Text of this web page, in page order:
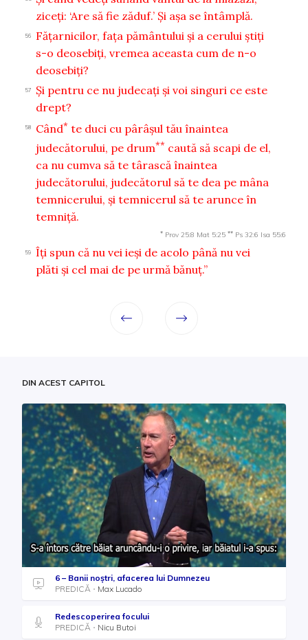
ziceţi: ‘Are să fie zăduf.’ Şi aşa se întâmplă.
56
Făţarnicilor, faţa pământului şi a cerului ştiţi
s-o deosebiţi, vremea aceasta cum de n-o
deosebiţi?
57
Şi pentru ce nu judecaţi şi voi singuri ce este
drept?
58 Când* te duci cu pârâşul tău înaintea
judecătorului, pe drum** caută să scapi de el,
ca nu cumva să te târască înaintea
judecătorului, judecătorul să te dea pe mâna
temnicerului, şi temnicerul să te arunce în
temniţă.
* Prov 25:8 Mat 5:25 ** Ps 32:6 Isa 55:6
59
Îţi spun că nu vei ieşi de acolo până nu vei
plăti şi cel mai de pe urmă bănuţ.”
DIN ACEST CAPITOL
6 – Banii noștri, afacerea lui Dumnezeu
PREDICĂ
Max Lucado
Redescoperirea focului
PREDICĂ
Nicu Butoi